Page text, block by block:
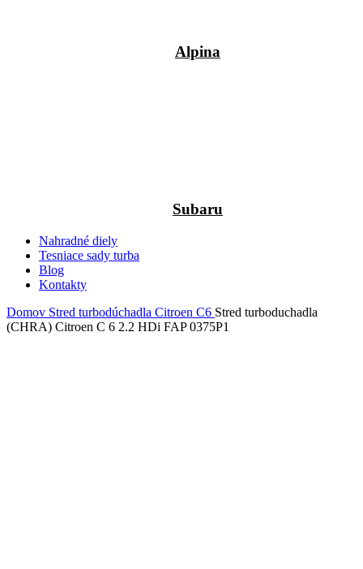
Alpina
Subaru
Nahradné diely
Tesniace sady turba
Blog
Kontakty
Domov Stred turbodúchadla Citroen C6 Stred turboduchadla
(CHRA) Citroen C 6 2.2 HDi FAP 0375P1